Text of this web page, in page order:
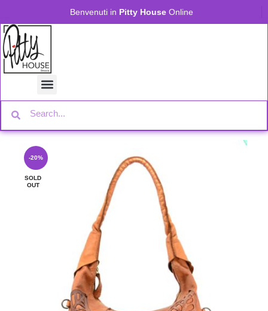
Benvenuti in Pitty House Online
-20%
SOLD
OUT